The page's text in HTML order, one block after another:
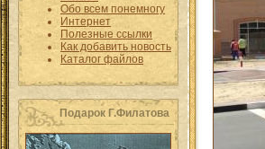
Обо всем понемногу
Интернет
Полезные ссылки
Как добавить новость
Каталог файлов
Подарок Г.Филатова